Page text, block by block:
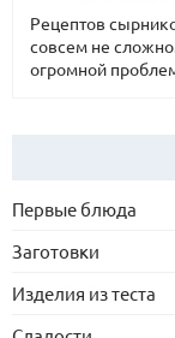
Рецептов
совсем не
огромной
Первые блюда
Заготовки
Изделия из теста